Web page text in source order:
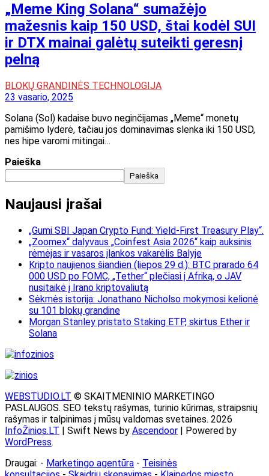
„Meme King Solana“ sumažėjo
mažesnis kaip 150 USD, štai kodėl SUI
ir DTX mainai galėtų suteikti geresnį
pelną
BLOKŲ GRANDINĖS TECHNOLOGIJA
23 vasario, 2025
Solana (Sol) kadaise buvo neginčijamas „Meme“ monetų
pamišimo lyderė, tačiau jos dominavimas slenka iki 150 USD,
nes hipe varomi mitingai…
Paieška
Paieška
Naujausi įrašai
„Gumi SBI Japan Crypto Fund: Yield-First Treasury Play“.
„Zoomex“ dalyvaus „Coinfest Asia 2026“ kaip auksinis
rėmėjas ir vasaros įlankos vakarėlis Balyje
Kripto naujienos šiandien (liepos 29 d.): BTC prarado 64
000 USD po FOMC, „Tether“ plečiasi į Afriką, o JAV
nusitaikė į Irano kriptovaliutą
Sėkmės istorija: Jonathano Nicholso mokymosi kelionė
su 101 blokų grandine
Morgan Stanley pristato Staking ETP, skirtus Ether ir
Solana
WEBSTUDIO.LT © SKAITMENINIO MARKETINGO
PASLAUGOS. SEO tekstų rašymas, turinio kūrimas, straipsnių
rašymas ir talpinimas į mūsų valdomas svetaines. 2026
InfoŽinios.LT | Swift News by Ascendoor | Powered by
WordPress.
Draugai: - Marketingo agentūra - Teisinės